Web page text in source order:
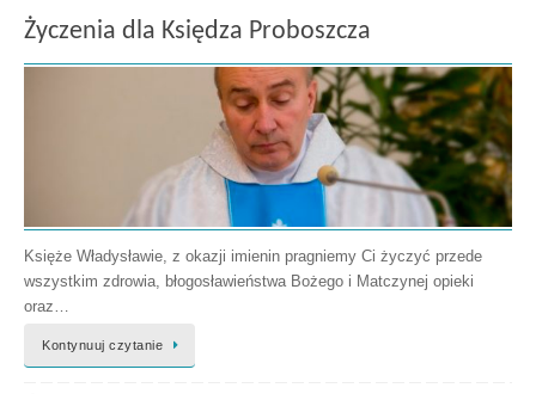
Życzenia dla Księdza Proboszcza
Księże Władysławie, z okazji imienin pragniemy Ci życzyć przede
wszystkim zdrowia, błogosławieństwa Bożego i Matczynej opieki
oraz…
Kontynuuj czytanie